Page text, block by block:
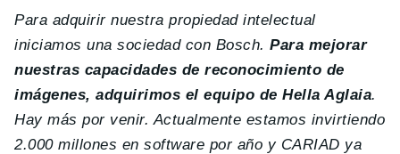
Para adquirir nuestra propiedad intelectual
iniciamos una sociedad con Bosch.Para mejorar
nuestras capacidades de reconocimiento de
imágenes, adquirimos el equipo de Hella Aglaia.
Hay más por venir. Actualmente estamos invirtiendo
2.000 millones en software por año y CARIAD ya